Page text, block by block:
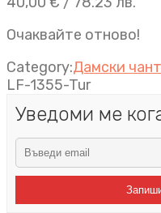
Очаквайте отново!
Category:Дамски
LF-1355-Tur
Уведоми ме